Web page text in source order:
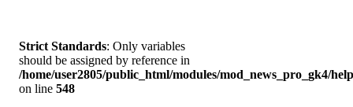
Strict Standards: Only variables
should be assigned by reference in
/home/user2805/public_html/modules/mod_news_pro_gk4/
on line 548